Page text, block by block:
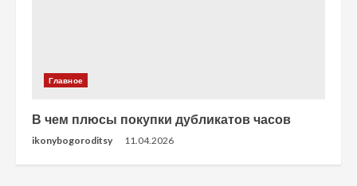
Главное
В чем плюсы покупки дубликатов часов
ikonybogoroditsy 11.04.2026